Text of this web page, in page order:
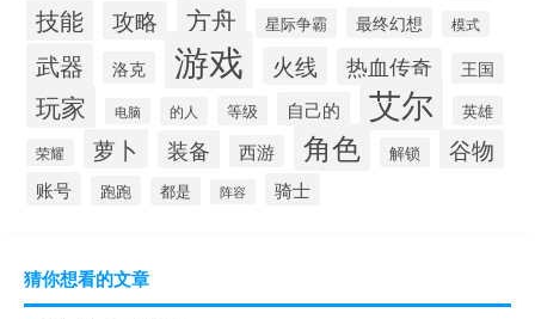
技能 攻略 方舟 星际争霸 最终幻想 模式
武器 洛克 游戏 火线 热血传奇 王国
玩家 电脑 的人 等级 自己的 艾尔 英雄
荣耀 萝卜 装备 西游 角色 解锁 谷物
账号 跑跑 都是 阵容 骑士
猜你想看的文章